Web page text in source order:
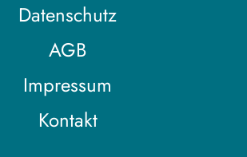
Datenschutz
AGB
Impressum
Kontakt